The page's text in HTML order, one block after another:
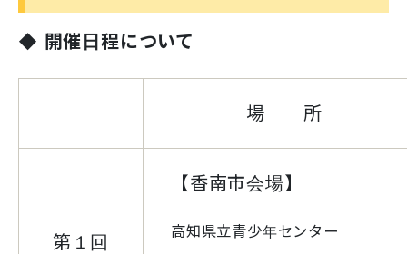
◆ 開催日程について
場 所
第１回
【香南市会場】
高知県立青少年センター